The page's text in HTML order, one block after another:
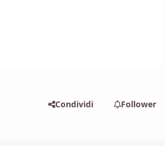
Condividi Follower